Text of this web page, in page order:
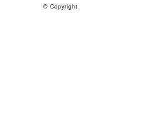
© Copyright